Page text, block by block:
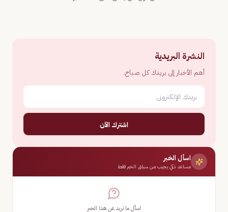
النشرة البريدية
أهم الأخبار إلى بريدك كل صباح.
اشترك الآن
اسأل الخبر
مساعد ذكي يجيب من سياق الخبر فقط
اسأل ما تريد عن هذا الخبر